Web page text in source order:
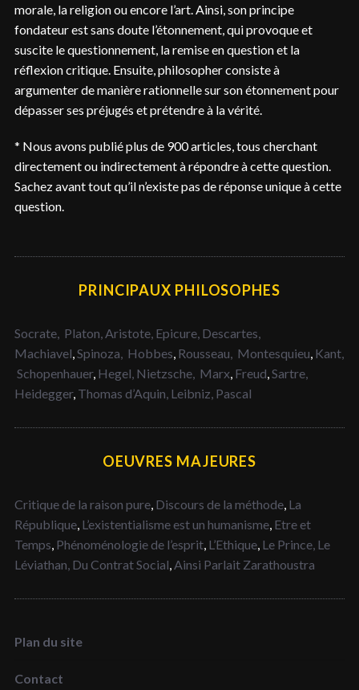
morale, la religion ou encore l’art. Ainsi, son principe
fondateur est sans doute l’étonnement, qui provoque et
suscite le questionnement, la remise en question et la
réflexion critique. Ensuite, philosopher consiste à
argumenter de manière rationnelle sur son étonnement pour
dépasser ses préjugés et prétendre à la vérité.
* Nous avons publié plus de 900 articles, tous cherchant
directement ou indirectement à répondre à cette question.
Sachez avant tout qu’il n’existe pas de réponse unique à cette
question.
PRINCIPAUX PHILOSOPHES
Socrate, Platon,Aristote, Epicure, Descartes,
Machiavel,Spinoza, Hobbes, Rousseau, Montesquieu, Kant,
Schopenhauer, Hegel, Nietzsche, Marx, Freud,Sartre,
Heidegger, Thomas d’Aquin, Leibniz, Pascal
OEUVRES MAJEURES
Critique de la raison pure, Discours de la méthode, La
République, L’existentialisme est un humanisme, Etre et
Temps, Phénoménologie de l’esprit, L’Ethique, Le Prince, Le
Léviathan, Du Contrat Social,Ainsi Parlait Zarathoustra
Plan du site
Contact